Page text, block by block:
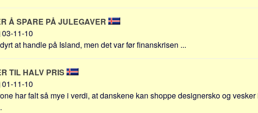
Å SPARE PÅ JULEGAVER
03-11-10
at handle på Island, men det var før finanskrisen ...
TIL HALV PRIS
01-11-10
har falt så mye i verdi, at danskene kan shoppe designersko og vesker